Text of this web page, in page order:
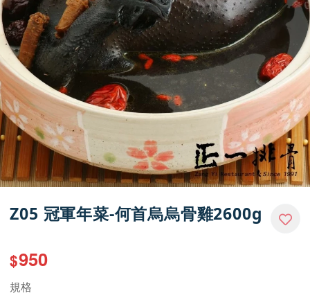
Z05 冠軍年菜-何首烏烏骨雞2600g
$950
規格